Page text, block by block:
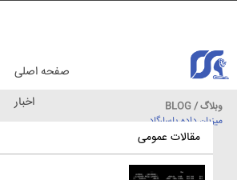
وبلاگ / BLOG
میزبان داده پاسارگاد
صفحه اصلی
اخبار
مقالات عمومی